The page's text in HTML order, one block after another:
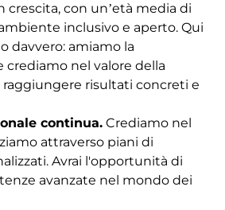
crescita, con un’età media di
inclusivo e aperto. Qui
davvero: amiamo la
crediamo nel valore della
raggiungere risultati concreti e
continua. Crediamo nel
attraverso piani di
Avrai l'opportunità di
avanzate nel mondo dei